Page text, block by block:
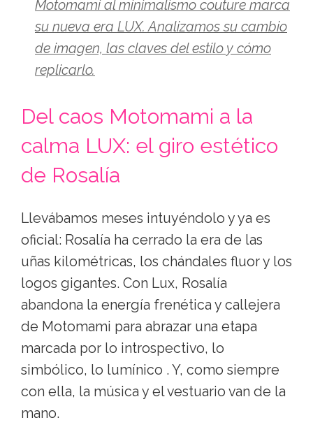
Motomami al minimalismo couture marca
su nueva era LUX. Analizamos su cambio
de imagen, las claves del estilo y cómo
replicarlo.
Del caos Motomami a la
calma LUX: el giro estético
de Rosalía
Llevábamos meses intuyéndolo y ya es
oficial: Rosalía ha cerrado la era de las
uñas kilométricas, los chándales fluor y los
logos gigantes. Con Lux, Rosalía
abandona la energía frenética y callejera
de Motomami para abrazar una etapa
marcada por lo introspectivo, lo
simbólico, lo lumínico . Y, como siempre
con ella, la música y el vestuario van de la
mano.